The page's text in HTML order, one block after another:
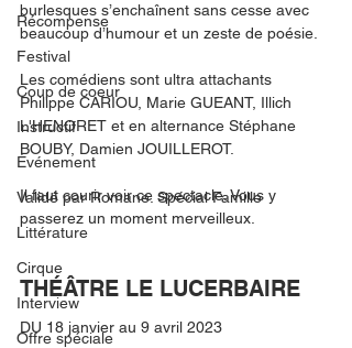
Récompense
Festival
Coup de coeur
Instructif
Événement
Validé par Romane. Spécial Famille
Littérature
Cirque
Interview
Offre spéciale
burlesques s’enchaînent sans cesse avec
beaucoup d’humour et un zeste de poésie.
Les comédiens sont ultra attachants
Philippe CARIOU, Marie GUEANT, Illich
L'HENORET et en alternance Stéphane
BOUBY, Damien JOUILLEROT.
Il faut courir voir ce spectacle. Vous y
passerez un moment merveilleux.
THÉÂTRE LE LUCERBAIRE
DU 18 janvier au 9 avril 2023